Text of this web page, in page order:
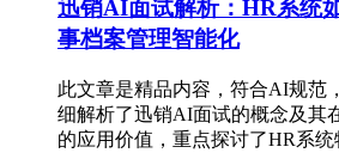
迅销AI面试解析：HR系统
事档案管理智能化
此文章是精品内容，符合AI规范
细解析了迅销AI面试的概念及其
的应用价值，重点探讨了HR系